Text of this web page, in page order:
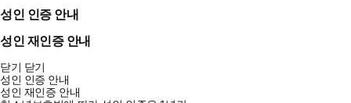
성인 인증 안내
성인 재인증 안내
닫기 닫기
성인 인증 안내
성인 재인증 안내